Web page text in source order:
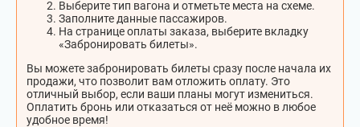
Выберите тип вагона и отметьте места на схеме.
Заполните данные пассажиров.
На странице оплаты заказа, выберите вкладку
«Забронировать билеты».
Вы можете забронировать билеты сразу после начала их
продажи, что позволит вам отложить оплату. Это
отличный выбор, если ваши планы могут измениться.
Оплатить бронь или отказаться от неё можно в любое
удобное время!